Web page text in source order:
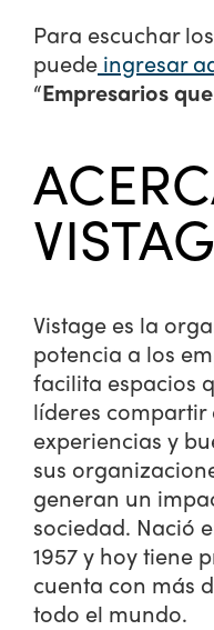
Para escuchar
puede ingresar
“Empresarios
Vistage es la
potencia a los
facilita espacios
líderes
experiencias y
sus
generan un
sociedad. Nació
1957 y hoy tiene
cuenta con más
todo el mundo.